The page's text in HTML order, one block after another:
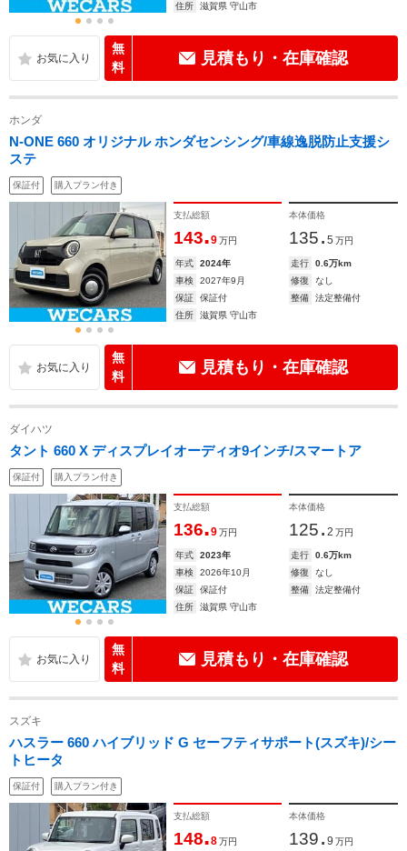
住所
滋賀県 守山市
無
料
見積もり・在庫確認
ホンダ
N-ONE 660 オリジナル ホンダセンシング/車線逸脱防止支援シ
ステ
保証付 購入プラン付き
支払総額
143.9 万円
本体価格
135. 5 万円
年式 2024年 走行
0.6万km
車検
2027年9月 修復
なし
保証
保証付 整備
法定整備付
住所
滋賀県 守山市
無
料
見積もり・在庫確認
ダイハツ
タント 660 X ディスプレイオーディオ9インチ/スマートア
保証付 購入プラン付き
支払総額
136.9 万円
本体価格
125. 2 万円
年式 2023年 走行
0.6万km
車検
2026年10月 修復
なし
保証
保証付 整備
法定整備付
住所
滋賀県 守山市
無
料
見積もり・在庫確認
スズキ
ハスラー 660 ハイブリッド G セーフティサポート(スズキ)/シー
トヒータ
保証付 購入プラン付き
支払総額
148.8 万円
本体価格
139. 9 万円